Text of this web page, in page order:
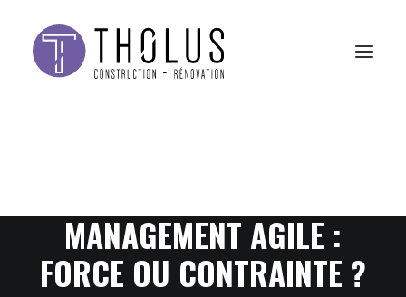
MANAGEMENT AGILE :
FORCE OU CONTRAINTE ?